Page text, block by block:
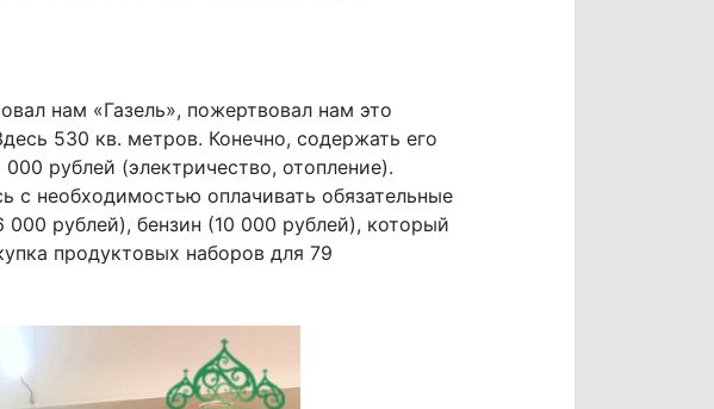
нам «Газель», пожертвовал нам это
530 кв. метров. Конечно, содержать его
рублей (электричество, отопление).
необходимостью оплачивать обязательные
рублей), бензин (10 000 рублей), который
продуктовых наборов для 79